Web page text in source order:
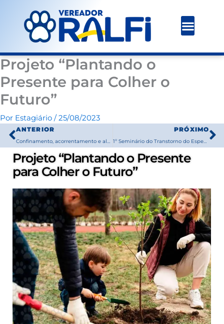
conteúdo
Projeto “Plantando o
Presente para Colher o
Futuro”
Por Estagiário /25/08/2023
Prev
ANTERIOR
Confinamento, acorrentamento e alojamento inadequados de animais
PRÓXIMO
1º Seminário do Transtorno do Espectro Autista – TEA
Projeto “Plantando o Presente
para Colher o Futuro”